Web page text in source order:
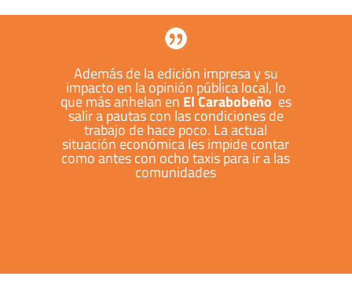
Además de la edición impresa y su
impacto en la opinión pública local, lo
que más anhelan en El Carabobeño es
salir a pautas con las condiciones de
trabajo de hace poco. La actual
situación económica les impide contar
como antes con ocho taxis para ir a las
comunidades